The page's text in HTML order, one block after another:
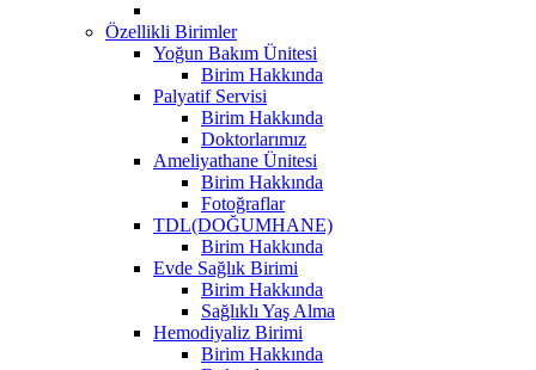
Özellikli Birimler
Yoğun Bakım Ünitesi
Birim Hakkında
Palyatif Servisi
Birim Hakkında
Doktorlarımız
Ameliyathane Ünitesi
Birim Hakkında
Fotoğraflar
TDL(DOĞUMHANE)
Birim Hakkında
Evde Sağlık Birimi
Birim Hakkında
Sağlıklı Yaş Alma
Hemodiyaliz Birimi
Birim Hakkında